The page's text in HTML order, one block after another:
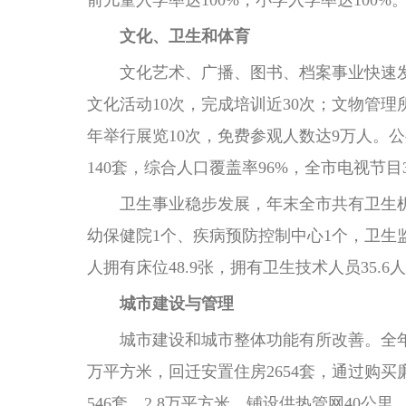
文化、卫生和体育
文化艺术、广播、图书、档案事业快速
文化活动10次，完成培训近30次；文物管
年举行展览10次，免费参观人数达9万人。
140套，综合人口覆盖率96%，全市电视节
卫生事业稳步发展，年末全市共有卫生机
幼保健院1个、疾病预防控制中心1个，卫生
人拥有床位48.9张，拥有卫生技术人员35.6
城市建设与管理
城市建设和城市整体功能有所改善。全年
万平方米，回迁安置住房2654套，通过购